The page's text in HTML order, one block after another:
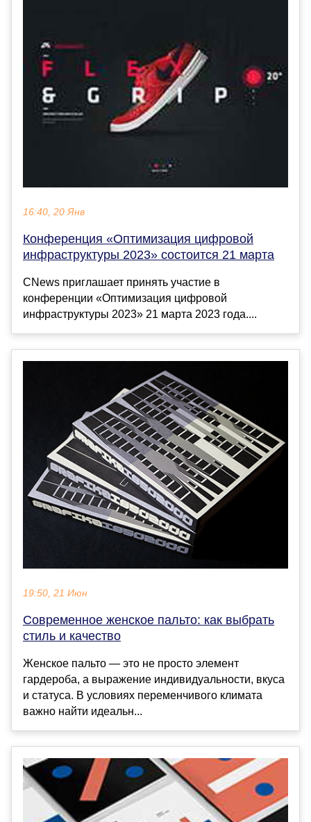
16:40, 20 Янв
Конференция «Оптимизация цифровой
инфраструктуры 2023» состоится 21 марта
CNews приглашает принять участие в
конференции «Оптимизация цифровой
инфраструктуры 2023» 21 марта 2023 года....
19:50, 21 Июн
Современное женское пальто: как выбрать
стиль и качество
Женское пальто — это не просто элемент
гардероба, а выражение индивидуальности, вкуса
и статуса. В условиях переменчивого климата
важно найти идеальн...